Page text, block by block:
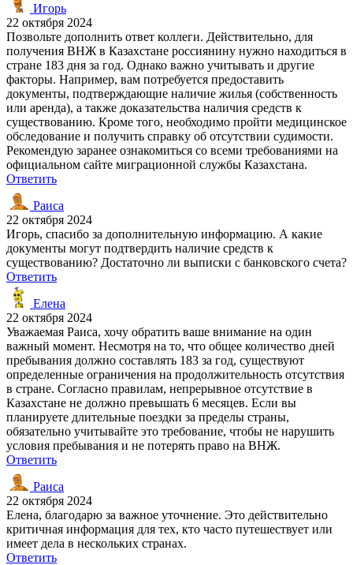
Игорь
22 октября 2024
Позвольте дополнить ответ коллеги. Действительно, для
получения ВНЖ в Казахстане россиянину нужно находиться в
стране 183 дня за год. Однако важно учитывать и другие
факторы. Например, вам потребуется предоставить
документы, подтверждающие наличие жилья (собственность
или аренда), а также доказательства наличия средств к
существованию. Кроме того, необходимо пройти медицинское
обследование и получить справку об отсутствии судимости.
Рекомендую заранее ознакомиться со всеми требованиями на
официальном сайте миграционной службы Казахстана.
Ответить
Раиса
22 октября 2024
Игорь, спасибо за дополнительную информацию. А какие
документы могут подтвердить наличие средств к
существованию? Достаточно ли выписки с банковского счета?
Ответить
Елена
22 октября 2024
Уважаемая Раиса, хочу обратить ваше внимание на один
важный момент. Несмотря на то, что общее количество дней
пребывания должно составлять 183 за год, существуют
определенные ограничения на продолжительность отсутствия
в стране. Согласно правилам, непрерывное отсутствие в
Казахстане не должно превышать 6 месяцев. Если вы
планируете длительные поездки за пределы страны,
обязательно учитывайте это требование, чтобы не нарушить
условия пребывания и не потерять право на ВНЖ.
Ответить
Раиса
22 октября 2024
Елена, благодарю за важное уточнение. Это действительно
критичная информация для тех, кто часто путешествует или
имеет дела в нескольких странах.
Ответить